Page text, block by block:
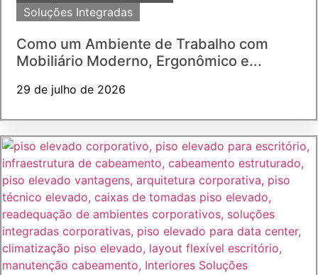
Soluções Integradas
Como um Ambiente de Trabalho com
Mobiliário Moderno, Ergonômico e...
29 de julho de 2026